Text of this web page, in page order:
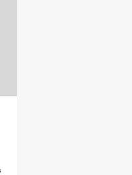
en Ruta 5: falleció un
Lauquen
de los combustibles en
desde YPF hasta Axion
a 1338 pesos